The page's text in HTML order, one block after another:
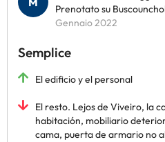
Prenotato su
Gennaio 2022
Semplice
El edificio y el personal
El resto. Lejos de Viveiro, la
habitación, mobiliario
cama, puerta de armario no